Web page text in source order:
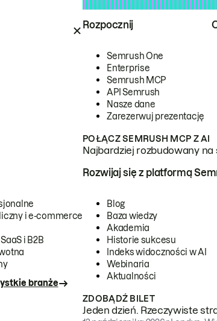
Rozpocznij
Semrush One
Enterprise
Semrush MCP
API Semrush
Nasze dane
Zarezerwuj prezentację
POŁĄCZ SEMRUSH MCP Z AI
Najbardziej rozbudowany
i e-commerce
i B2B
branże
Rozwijaj się z platformą
Blog
Baza wiedzy
Akademia
Historie sukcesu
Indeks widoczności w AI
Webinaria
Aktualności
ZDOBĄDŹ BILET
Jeden dzień. Rzeczywiste